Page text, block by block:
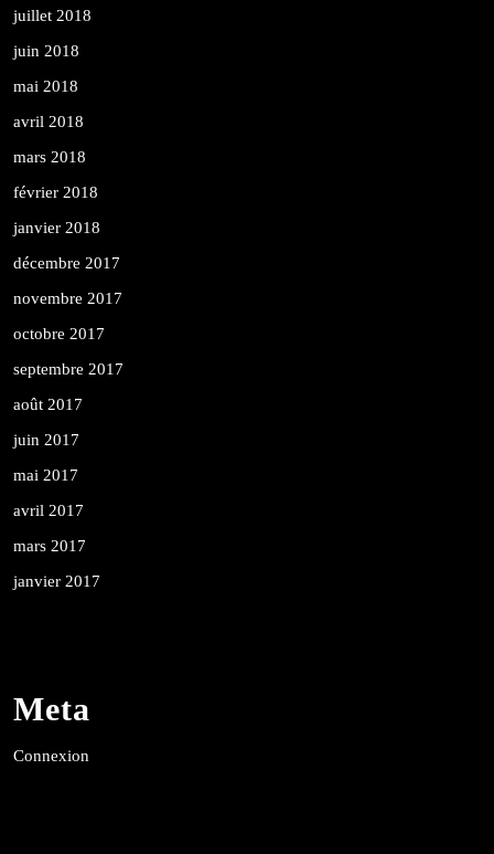
juillet 2018
juin 2018
mai 2018
avril 2018
mars 2018
février 2018
janvier 2018
décembre 2017
novembre 2017
octobre 2017
septembre 2017
août 2017
juin 2017
mai 2017
avril 2017
mars 2017
janvier 2017
Meta
Connexion